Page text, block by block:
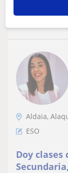
Aldaia,
ESO
Doy